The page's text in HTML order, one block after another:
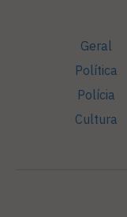
Geral
Política
Polícia
Cultura